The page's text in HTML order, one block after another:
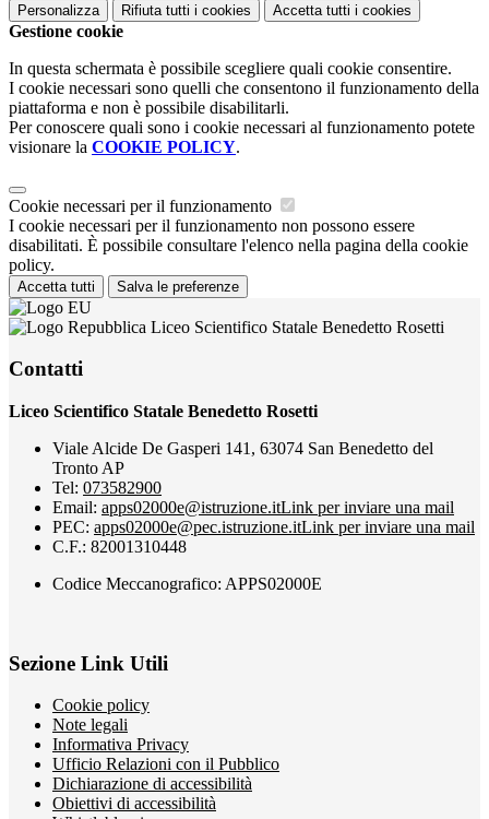
Personalizza Rifiuta tutti i cookies Accetta tutti i cookies
Gestione cookie
In questa schermata è possibile scegliere quali cookie consentire.
I cookie necessari sono quelli che consentono il funzionamento della
piattaforma e non è possibile disabilitarli.
Per conoscere quali sono i cookie necessari al funzionamento potete
visionare la COOKIE POLICY.
Cookie necessari per il funzionamento
I cookie necessari per il funzionamento non possono essere
disabilitati. È possibile consultare l'elenco nella pagina della cookie
policy.
Accetta tutti Salva le preferenze
Liceo Scientifico Statale Benedetto Rosetti
Contatti
Liceo Scientifico Statale Benedetto Rosetti
Viale Alcide De Gasperi 141, 63074 San Benedetto del
Tronto AP
Tel: 073582900
Email: apps02000e@istruzione.itLink per inviare una mail
PEC: apps02000e@pec.istruzione.itLink per inviare una mail
C.F.: 82001310448
Codice Meccanografico: APPS02000E
Sezione Link Utili
Cookie policy
Note legali
Informativa Privacy
Ufficio Relazioni con il Pubblico
Dichiarazione di accessibilità
Obiettivi di accessibilità